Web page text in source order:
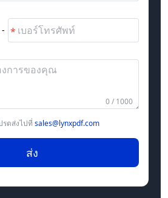
-
0 / 1000
ดส่งไปที่ sales@lynxpdf.com
ส่ง